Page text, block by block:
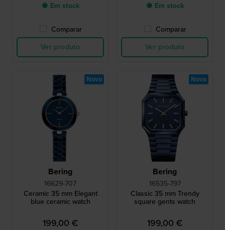
● Em stock
Comparar
Ver produto
● Em stock
Comparar
Ver produto
Bering
16629-707
Ceramic 35 mm Elegant
blue ceramic watch
199,00 €
Novo
Bering
16535-797
Classic 35 mm Trendy
square gents watch
199,00 €
Novo